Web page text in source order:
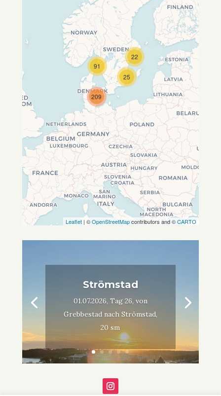
Travelers' Map wird geladen …
Wenn du dies siehst, nachdem
deine Seite vollständig geladen
wurde, fehlen leafletJS-Dateien.
22
25
209
91
Leaflet | ©OpenStreetMapcontributors and ©CARTO
Strömstad
01.07.2026, Tag 26, von
Grebbestad nach Strömstad,
20 sm